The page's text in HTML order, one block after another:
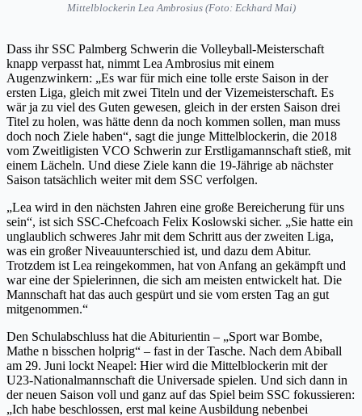
Mittelblockerin Lea Ambrosius (Foto: Eckhard Mai)
Dass ihr SSC Palmberg Schwerin die Volleyball-Meisterschaft
knapp verpasst hat, nimmt Lea Ambrosius mit einem
Augenzwinkern: „Es war für mich eine tolle erste Saison in der
ersten Liga, gleich mit zwei Titeln und der Vizemeisterschaft. Es
wär ja zu viel des Guten gewesen, gleich in der ersten Saison drei
Titel zu holen, was hätte denn da noch kommen sollen, man muss
doch noch Ziele haben“, sagt die junge Mittelblockerin, die 2018
vom Zweitligisten VCO Schwerin zur Erstligamannschaft stieß, mit
einem Lächeln. Und diese Ziele kann die 19-Jährige ab nächster
Saison tatsächlich weiter mit dem SSC verfolgen.
„Lea wird in den nächsten Jahren eine große Bereicherung für uns
sein“, ist sich SSC-Chefcoach Felix Koslowski sicher. „Sie hatte ein
unglaublich schweres Jahr mit dem Schritt aus der zweiten Liga,
was ein großer Niveauunterschied ist, und dazu dem Abitur.
Trotzdem ist Lea reingekommen, hat von Anfang an gekämpft und
war eine der Spielerinnen, die sich am meisten entwickelt hat. Die
Mannschaft hat das auch gespürt und sie vom ersten Tag an gut
mitgenommen.“
Den Schulabschluss hat die Abiturientin – „Sport war Bombe,
Mathe n bisschen holprig“ – fast in der Tasche. Nach dem Abiball
am 29. Juni lockt Neapel: Hier wird die Mittelblockerin mit der
U23-Nationalmannschaft die Universade spielen. Und sich dann in
der neuen Saison voll und ganz auf das Spiel beim SSC fokussieren:
„Ich habe beschlossen, erst mal keine Ausbildung nebenbei